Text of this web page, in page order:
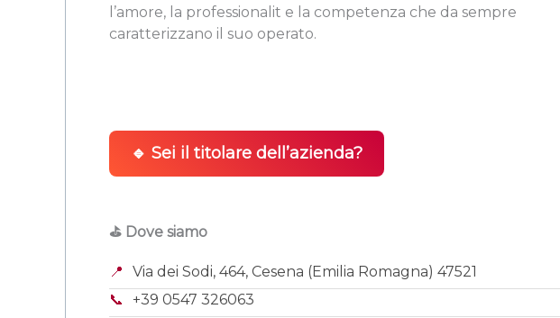
l’amore, la professionalit e la competenza che da sempre
caratterizzano il suo operato.
🔹 Sei il titolare dell’azienda?
⛳ Dove siamo
📍
Via dei Sodi, 464, Cesena (Emilia Romagna) 47521
📞
+39 0547 326063